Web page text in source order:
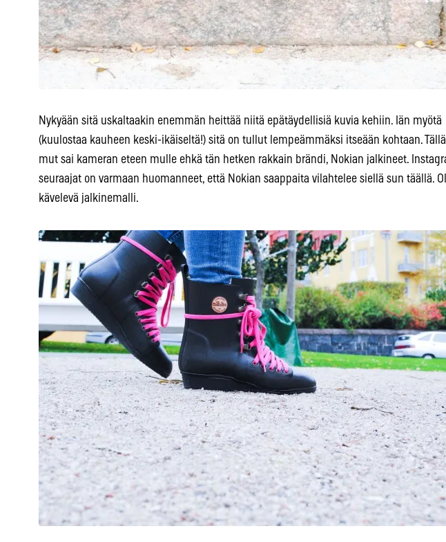
Nykyään sitä uskaltaakin enemmän heittää niitä epätäydellisiä kuvia kehiin. Iän myötä
(kuulostaa kauheen keski-ikäiseltä!) sitä on tullut lempeämmäksi itseään kohtaan.
mut sai kameran eteen mulle ehkä tän hetken rakkain brändi, Nokian jalkineet.
seuraajat on varmaan huomanneet, että Nokian saappaita vilahtelee siellä sun täällä.
kävelevä jalkinemalli.